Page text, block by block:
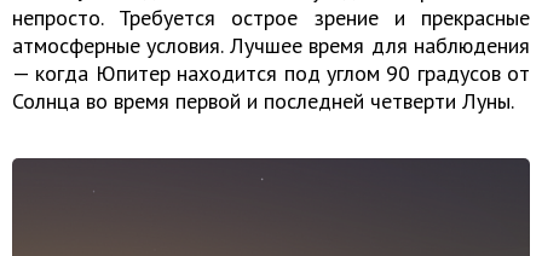
непросто. Требуется острое зрение и прекрасные
атмосферные условия. Лучшее время для наблюдения
— когда Юпитер находится под углом 90 градусов от
Солнца во время первой и последней четверти Луны.